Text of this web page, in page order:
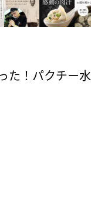
た！パクチー水